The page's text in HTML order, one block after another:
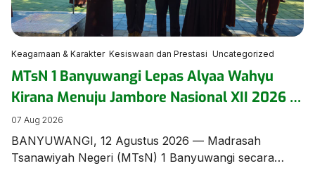
Keagamaan & Karakter Kesiswaan dan Prestasi Uncategorized
MTsN 1 Banyuwangi Lepas Alyaa Wahyu
Kirana Menuju Jambore Nasional XII 2026 di
Cibubur
07 Aug 2026
BANYUWANGI, 12 Agustus 2026 — Madrasah
Tsanawiyah Negeri (MTsN) 1 Banyuwangi secara